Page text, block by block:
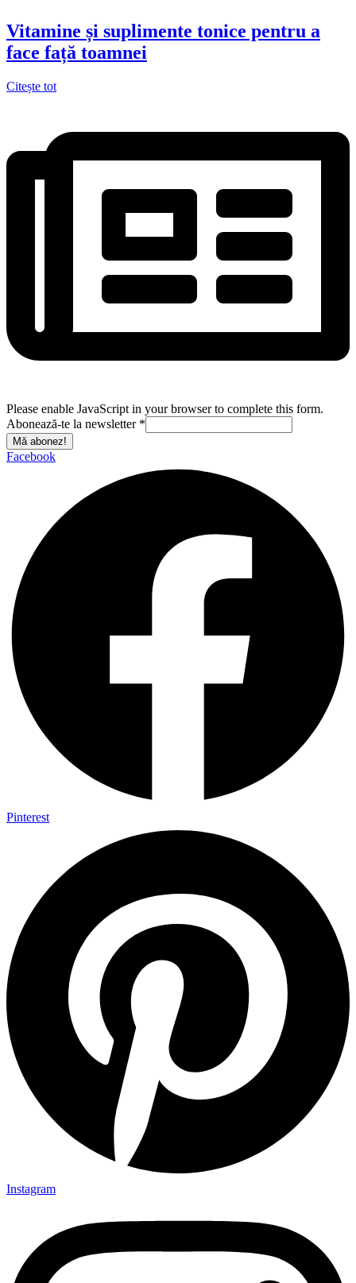
Vitamine și suplimente tonice pentru a
face față toamnei
Citește tot
Please enable JavaScript in your browser to complete this form.
Abonează-te la newsletter *
Mă abonez!
Facebook
Pinterest
Instagram